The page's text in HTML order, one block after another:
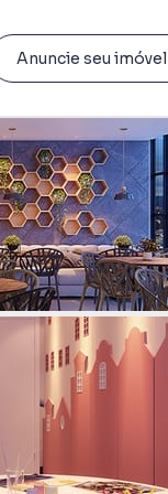
Anuncie seu imóvel